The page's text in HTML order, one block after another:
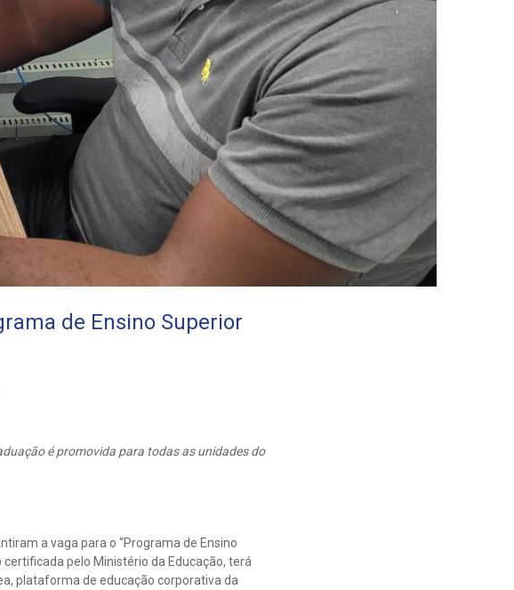
de Ensino Superior
é promovida para todas as unidades do
a vaga para o “Programa de Ensino
pelo Ministério da Educação, terá
plataforma de educação corporativa da